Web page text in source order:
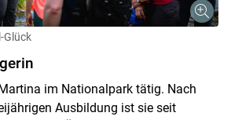
Glück
im Nationalpark tätig. Nach
Ausbildung ist sie seit